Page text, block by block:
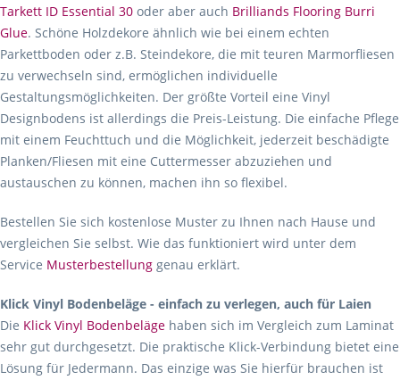
Tarkett ID Essential 30 oder aber auch Brilliands Flooring Burri
Glue. Schöne Holzdekore ähnlich wie bei einem echten
Parkettboden oder z.B. Steindekore, die mit teuren Marmorfliesen
zu verwechseln sind, ermöglichen individuelle
Gestaltungsmöglichkeiten. Der größte Vorteil eine Vinyl
Designbodens ist allerdings die Preis-Leistung. Die einfache Pflege
mit einem Feuchttuch und die Möglichkeit, jederzeit beschädigte
Planken/Fliesen mit eine Cuttermesser abzuziehen und
austauschen zu können, machen ihn so flexibel.
Bestellen Sie sich kostenlose Muster zu Ihnen nach Hause und
vergleichen Sie selbst. Wie das funktioniert wird unter dem
Service Musterbestellung genau erklärt.
Klick Vinyl Bodenbeläge - einfach zu verlegen, auch für Laien
Die Klick Vinyl Bodenbeläge haben sich im Vergleich zum Laminat
sehr gut durchgesetzt. Die praktische Klick-Verbindung bietet eine
Lösung für Jedermann. Das einzige was Sie hierfür brauchen ist